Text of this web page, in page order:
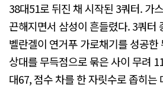
38대51로 뒤진 채 시작된 3쿼터. 가
끈해지면서 삼성이 흔들렸다. 3쿼터
벨란겔이 연거푸 가로채기를 성공
상대를 무득점으로 묶은 사이 무려
대67, 점수 차를 한 자릿수로 좁히는